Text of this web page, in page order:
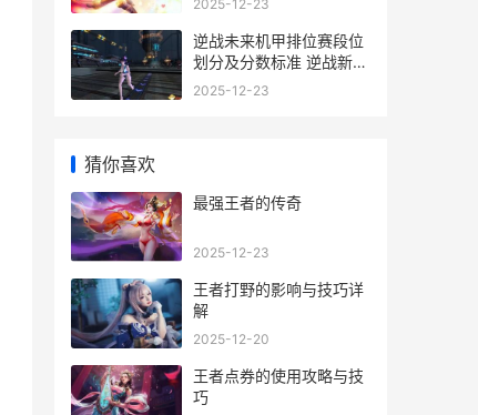
2025-12-23
逆战未来机甲排位赛段位
划分及分数标准 逆战新机
甲
2025-12-23
猜你喜欢
最强王者的传奇
2025-12-23
王者打野的影响与技巧详
解
2025-12-20
王者点券的使用攻略与技
巧